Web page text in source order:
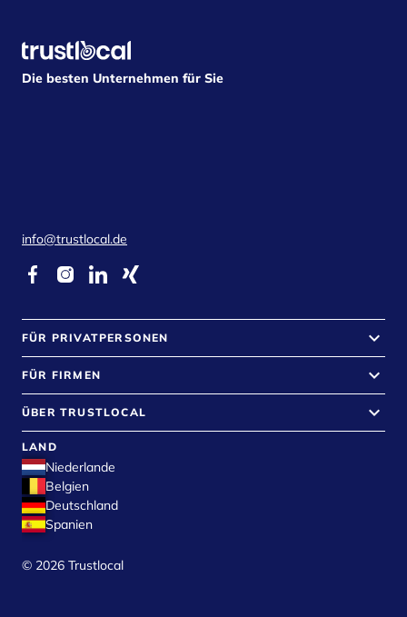
Die besten Unternehmen für Sie
info@trustlocal.de
FÜR PRIVATPERSONEN keyboard_arrow_down
FÜR FIRMEN keyboard_arrow_down
ÜBER TRUSTLOCAL keyboard_arrow_down
LAND
Niederlande
Belgien
Deutschland
Spanien
© 2026 Trustlocal